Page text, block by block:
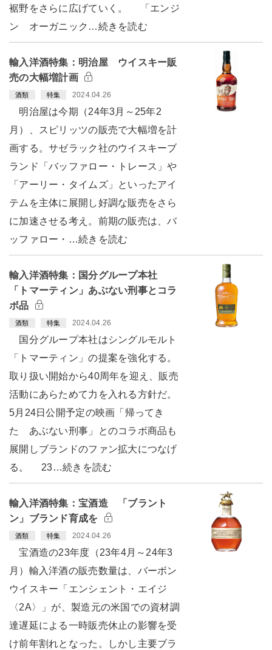
裾野をさらに広げていく。 「エンジ
ン オーガニック…続きを読む
輸入洋酒特集：明治屋 ウイスキー販
売の大幅増計画
酒類 特集 2024.04.26
明治屋は今期（24年3月～25年2
月）、スピリッツの販売で大幅増を計
画する。サゼラック社のウイスキーブ
ランド「バッファロー・トレース」や
「アーリー・タイムズ」といったアイ
テムを主体に展開し好調な販売をさら
に加速させる考え。前期の販売は、バ
ッファロー・…続きを読む
輸入洋酒特集：国分グループ本社
「トマーティン」あぶない刑事とコラ
ボ品
酒類 特集 2024.04.26
国分グループ本社はシングルモルト
「トマーティン」の提案を強化する。
取り扱い開始から40周年を迎え、販売
活動にあらためて力を入れる方針だ。
5月24日公開予定の映画「帰ってき
た あぶない刑事」とのコラボ商品も
展開しブランドのファン拡大につなげ
る。 23…続きを読む
輸入洋酒特集：宝酒造 「ブラント
ン」ブランド育成を
酒類 特集 2024.04.26
宝酒造の23年度（23年4月～24年3
月）輸入洋酒の販売数量は、バーボン
ウイスキー「エンシェント・エイジ
〈2A〉」が、製造元の米国での資材調
達遅延による一時販売休止の影響を受
け前年割れとなった。しかし主要ブラ